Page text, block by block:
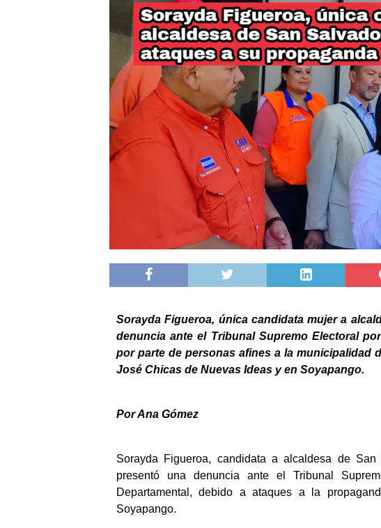
Sorayda Figueroa, única candidata mujer a
denuncia ante el Tribunal Supremo Electoral
por parte de personas afines a la municipalidad
José Chicas de Nuevas Ideas y en Soyapango.
Por Ana Gómez
Sorayda Figueroa, candidata a alcaldesa de
presentó una denuncia ante el Tribunal
Departamental, debido a ataques a la
Soyapango.